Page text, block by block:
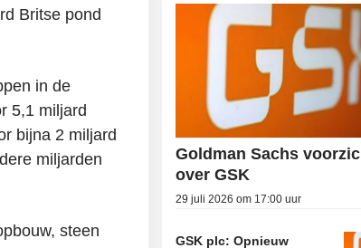
Britse pond
in de
5,1 miljard
bijna 2 miljard
miljarden
steen
Goldman Sachs
over GSK
29 juli 2026 om 17:00 uur
GSK plc: Opnieuw